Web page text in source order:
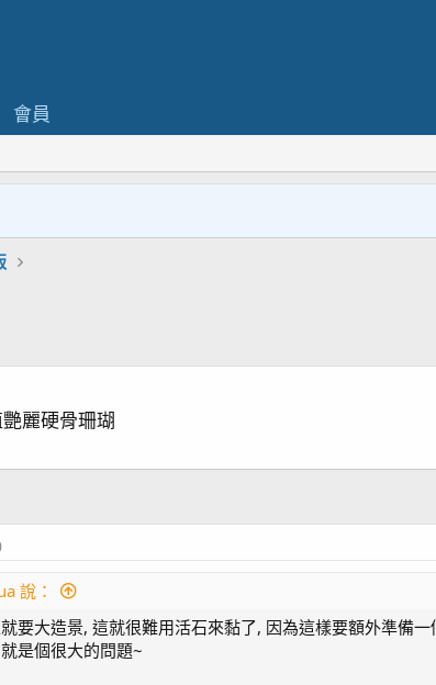
會員
麗硬骨珊瑚
說：
要大造景, 這就很難用活石來黏了, 因為這樣要額外準備一
是個很大的問題~